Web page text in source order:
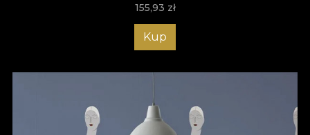
155,93 zł
Kup